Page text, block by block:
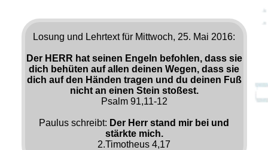
Losung und Lehrtext für Mittwoch, 25. Mai 2016:
Der HERR hat seinen Engeln befohlen, dass sie
dich behüten auf allen deinen Wegen, dass sie
dich auf den Händen tragen und du deinen Fuß
nicht an einen Stein stoßest.
Psalm 91,11-12
Paulus schreibt: Der Herr stand mir bei und
stärkte mich.
2.Timotheus 4,17